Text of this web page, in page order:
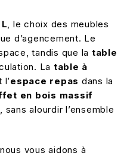
, le choix des meubles
d’agencement. Le
tandis que la table
La table à
l’espace repas dans la
en bois massif
alourdir l’ensemble
vous aidons à